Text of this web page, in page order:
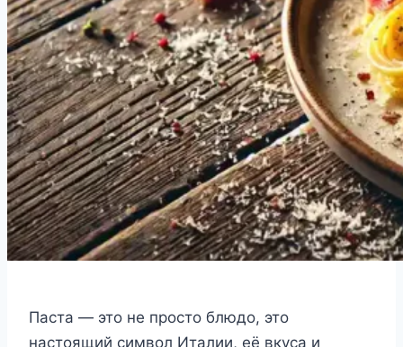
Паста — это не просто блюдо, это
настоящий символ Италии, её вкуса и